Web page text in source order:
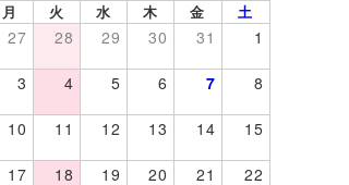
月 火 水 木 金 土
27 28 29 30 31 1
3 4 5 6 7 8
10 11 12 13 14 15
17 18 19 20 21 22